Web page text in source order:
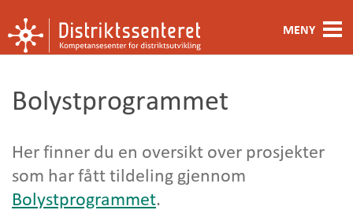
MENY
Metoder og verktøy
Ansatte
Kontakt oss
Bolystprogrammet
Her finner du en oversikt over prosjekter
som har fått tildeling gjennom
Bolystprogrammet.